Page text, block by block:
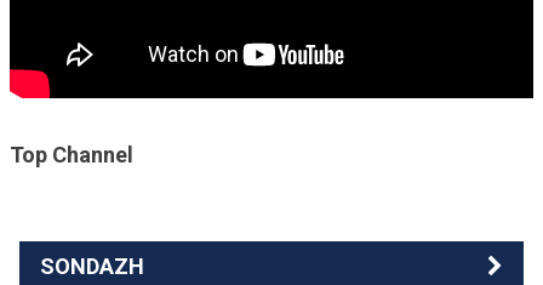
Top Channel
SONDAZH